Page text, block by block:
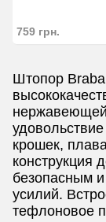
759 грн.
Штопор
нержавеющей
крошек,
конструкция
безопасным
усилий.
тефлоновое